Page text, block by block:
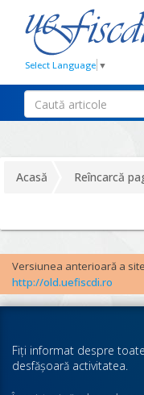
Select Language ▼
Acasă Reîncarcă
Versiunea anterioară a
http://old.uefiscdi.ro
Fiţi informat despre
desfăşoară activitatea.